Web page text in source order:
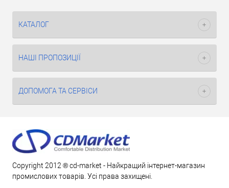
КАТАЛОГ
НАШІ ПРОПОЗИЦІЇ
ДОПОМОГА ТА СЕРВІСИ
Copyright 2012 ® cd-market - Найкращий інтернет-магазин
промислових товарів. Усі права захищені.